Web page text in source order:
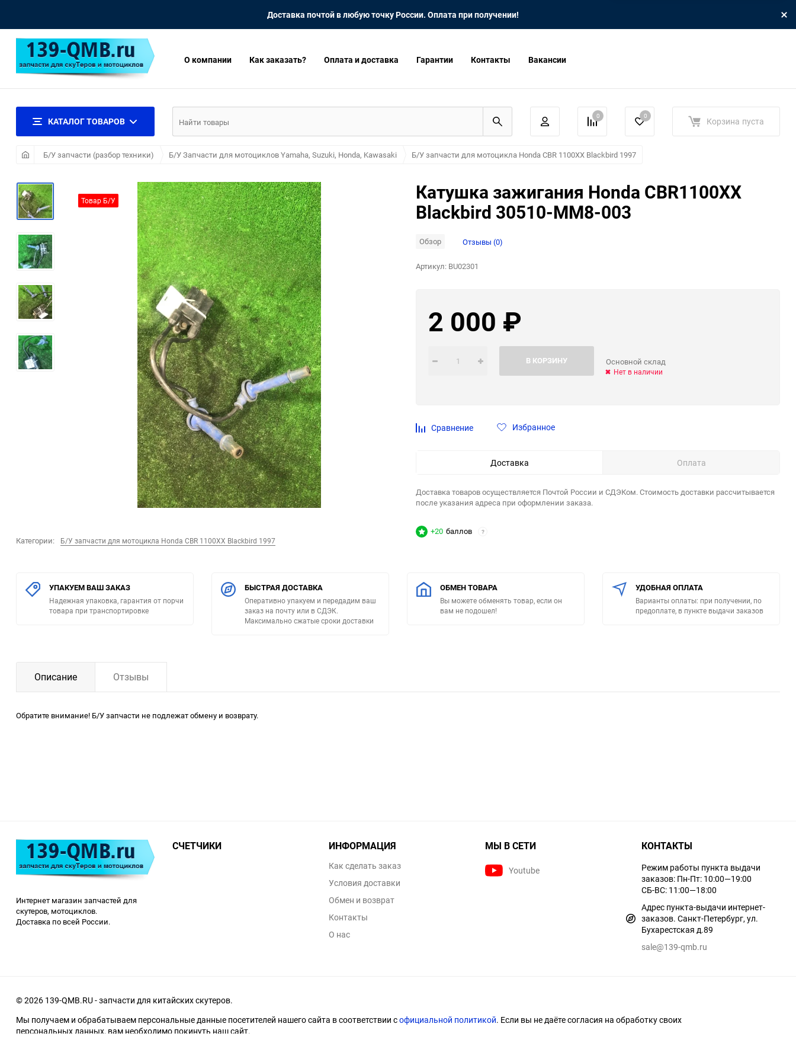
Доставка почтой в любую точку России. Оплата при получении!
О компании Как заказать? Оплата и доставка Гарантии Контакты Вакансии
КАТАЛОГ ТОВАРОВ 0 0 Корзина пуста
Б/У запчасти (разбор техники) Б/У Запчасти для мотоциклов Yamaha, Suzuki, Honda, Kawasaki Б/У запчасти для мотоцикла Honda CBR 1100XX Blackbird 1997
Товар Б/У
Категории: Б/У запчасти для мотоцикла Honda CBR 1100XX Blackbird 1997
Катушка зажигания Honda CBR1100XX
Blackbird 30510-MM8-003
Обзор Отзывы (0)
Артикул: BU02301
2 000 ₽
В КОРЗИНУ Основной склад
Нет в наличии
Сравнение Избранное
Доставка Оплата
Доставка товаров осуществляется Почтой России и СДЭКом. Стоимость доставки рассчитывается
после указания адреса при оформлении заказа.
+20 баллов ?
УПАКУЕМ ВАШ ЗАКАЗ
Надежная упаковка, гарантия от порчи
товара при транспортировке
БЫСТРАЯ ДОСТАВКА
Оперативно упакуем и передадим ваш
заказ на почту или в СДЭК.
Максимально сжатые сроки доставки
ОБМЕН ТОВАРА
Вы можете обменять товар, если он
вам не подошел!
УДОБНАЯ ОПЛАТА
Варианты оплаты: при получении, по
предоплате, в пункте выдачи заказов
Описание Отзывы
Обратите внимание! Б/У запчасти не подлежат обмену и возврату.
Интернет магазин запчастей для
скутеров, мотоциклов.
Доставка по всей России.
СЧЕТЧИКИ ИНФОРМАЦИЯ
Как сделать заказ
Условия доставки
Обмен и возврат
Контакты
О нас
МЫ В СЕТИ
Youtube
КОНТАКТЫ
Режим работы пункта выдачи
заказов: Пн-Пт: 10:00—19:00
СБ-ВС: 11:00—18:00
Адрес пункта-выдачи интернет-
заказов. Санкт-Петербург, ул.
Бухарестская д.89
sale@139-qmb.ru
© 2026 139-QMB.RU - запчасти для китайских скутеров.
Мы получаем и обрабатываем персональные данные посетителей нашего сайта в соответствии софициальной политикой. Если вы не даёте согласия на обработку своих
персональных данных, вам необходимо покинуть наш сайт.